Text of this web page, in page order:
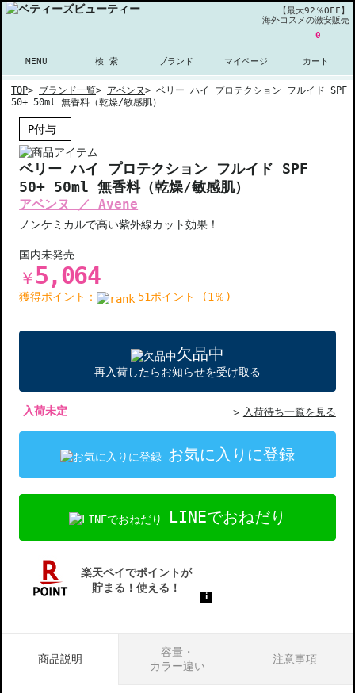
【最大92％OFF】
海外コスメの激安販売
MENU 検 索 ブランド マイページ
0
カート
TOP> ブランド一覧> アベンヌ> ベリー ハイ プロテクション フルイド SPF
50+ 50ml 無香料（乾燥/敏感肌）
P付与
ベリー ハイ プロテクション フルイド SPF
50+ 50ml 無香料（乾燥/敏感肌）
アベンヌ ／ Avene
ノンケミカルで高い紫外線カット効果！
国内未発売
￥ 5,064
獲得ポイント： 51ポイント (1％)
欠品中
再入荷したらお知らせを受け取る
入荷未定 入荷待ち一覧を見る
お気に入りに登録
LINEでおねだり
商品説明
容量・
カラー違い
注意事項